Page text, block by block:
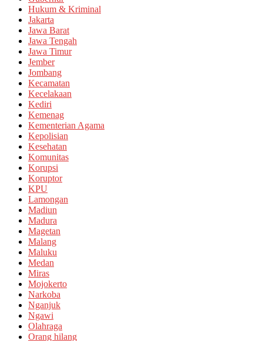
Hukum & Kriminal
Jakarta
Jawa Barat
Jawa Tengah
Jawa Timur
Jember
Jombang
Kecamatan
Kecelakaan
Kediri
Kemenag
Kementerian Agama
Kepolisian
Kesehatan
Komunitas
Korupsi
Koruptor
KPU
Lamongan
Madiun
Madura
Magetan
Malang
Maluku
Medan
Miras
Mojokerto
Narkoba
Nganjuk
Ngawi
Olahraga
Orang hilang